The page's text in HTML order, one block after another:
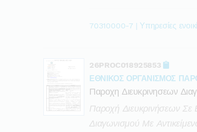
70310000-7 | Υπηρεσίες
26PROC018925853
ΕΘΝΙΚΟΣ ΟΡΓΑΝΙΣΜΟΣ
Παροχη Διευκρινησεων
Παροχή Διευκρινήσεων
Διαγωνισμού Με